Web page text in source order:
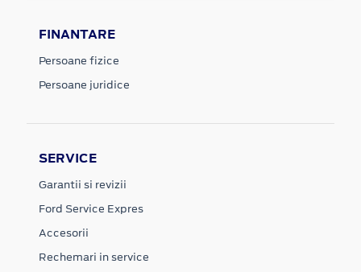
FINANTARE
Persoane fizice
Persoane juridice
SERVICE
Garantii si revizii
Ford Service Expres
Accesorii
Rechemari in service